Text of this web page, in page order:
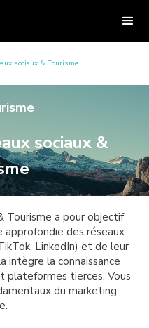
sociaux & Tourisme
sociaux &
Tourisme a pour objectif
approfondie des réseaux
LinkedIn) et de leur
intègre la connaissance
plateformes tierces. Vous
du marketing